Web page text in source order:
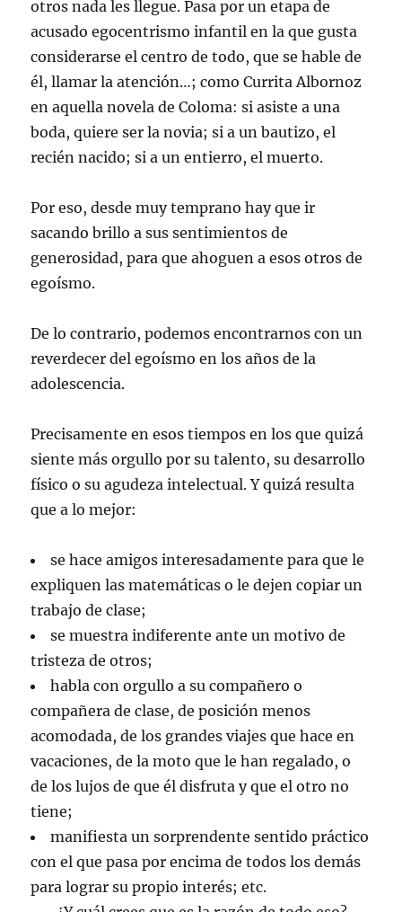
otros nada les llegue. Pasa por un etapa de
acusado egocentrismo infantil en la que gusta
considerarse el centro de todo, que se hable de
él, llamar la atención…; como Currita Albornoz
en aquella novela de Coloma: si asiste a una
boda, quiere ser la novia; si a un bautizo, el
recién nacido; si a un entierro, el muerto.
Por eso, desde muy temprano hay que ir
sacando brillo a sus sentimientos de
generosidad, para que ahoguen a esos otros de
egoísmo.
De lo contrario, podemos encontrarnos con un
reverdecer del egoísmo en los años de la
adolescencia.
Precisamente en esos tiempos en los que quizá
siente más orgullo por su talento, su desarrollo
físico o su agudeza intelectual. Y quizá resulta
que a lo mejor:
se hace amigos interesadamente para que le
expliquen las matemáticas o le dejen copiar un
trabajo de clase;
se muestra indiferente ante un motivo de
tristeza de otros;
habla con orgullo a su compañero o
compañera de clase, de posición menos
acomodada, de los grandes viajes que hace en
vacaciones, de la moto que le han regalado, o
de los lujos de que él disfruta y que el otro no
tiene;
manifiesta un sorprendente sentido práctico
con el que pasa por encima de todos los demás
para lograr su propio interés; etc.